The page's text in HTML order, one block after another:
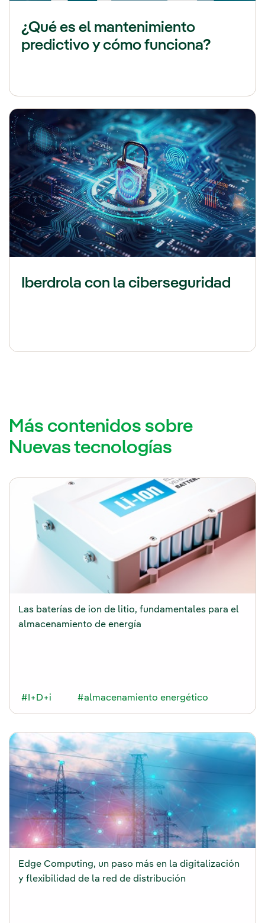
¿Qué es el mantenimiento
predictivo y cómo funciona?
Iberdrola con la ciberseguridad
Más contenidos sobre
Nuevas tecnologías
Las baterías de ion de litio, fundamentales para el
almacenamiento de energía
#I+D+i #almacenamiento energético
Edge Computing, un paso más en la digitalización
y flexibilidad de la red de distribución